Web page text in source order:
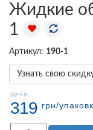
Жидкие
1
Артикул: 190-1
Узнать свою
Цена
319 грн/